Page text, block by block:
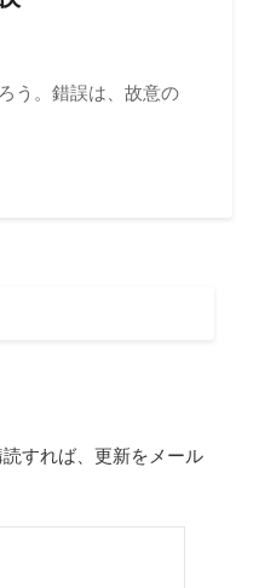
う。錯誤は、故意の
すれば、更新をメール